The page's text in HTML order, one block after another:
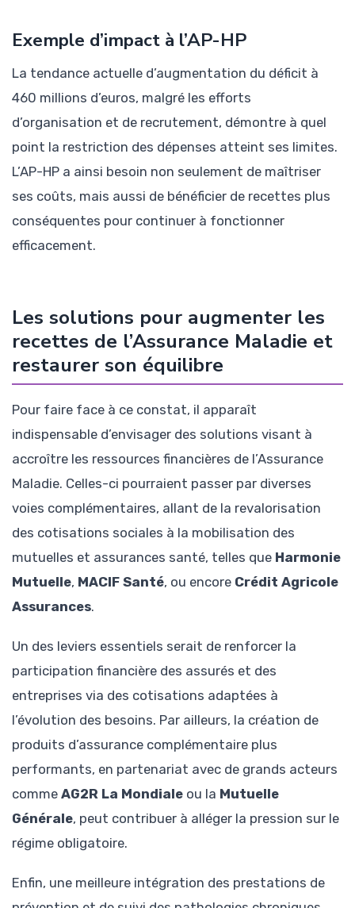
Exemple d’impact à l’AP-HP
La tendance actuelle d’augmentation du déficit à
460 millions d’euros, malgré les efforts
d’organisation et de recrutement, démontre à quel
point la restriction des dépenses atteint ses limites.
L’AP-HP a ainsi besoin non seulement de maîtriser
ses coûts, mais aussi de bénéficier de recettes plus
conséquentes pour continuer à fonctionner
efficacement.
Les solutions pour augmenter les
recettes de l’Assurance Maladie et
restaurer son équilibre
Pour faire face à ce constat, il apparaît
indispensable d’envisager des solutions visant à
accroître les ressources financières de l’Assurance
Maladie. Celles-ci pourraient passer par diverses
voies complémentaires, allant de la revalorisation
des cotisations sociales à la mobilisation des
mutuelles et assurances santé, telles que Harmonie
Mutuelle, MACIF Santé, ou encore Crédit Agricole
Assurances.
Un des leviers essentiels serait de renforcer la
participation financière des assurés et des
entreprises via des cotisations adaptées à
l’évolution des besoins. Par ailleurs, la création de
produits d’assurance complémentaire plus
performants, en partenariat avec de grands acteurs
comme AG2R La Mondiale ou la Mutuelle
Générale, peut contribuer à alléger la pression sur le
régime obligatoire.
Enfin, une meilleure intégration des prestations de